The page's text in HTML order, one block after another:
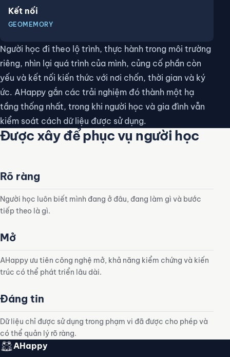
Kết nối
GEOMEMORY
Người học đi theo lộ trình, thực hành trong môi trường
riêng, nhìn lại quá trình của mình, củng cố phần còn
yếu và kết nối kiến thức với nơi chốn, thời gian và ký
ức. AHappy gắn các trải nghiệm đó thành một hạ
tầng thống nhất, trong khi người học và gia đình vẫn
kiểm soát cách dữ liệu được sử dụng.
Được xây để phục vụ người học
Rõ ràng
Người học luôn biết mình đang ở đâu, đang làm gì và bước
tiếp theo là gì.
Mở
AHappy ưu tiên công nghệ mở, khả năng kiểm chứng và kiến
trúc có thể phát triển lâu dài.
Đáng tin
Dữ liệu chỉ được sử dụng trong phạm vi đã được cho phép và
có thể quản lý rõ ràng.
AHappy